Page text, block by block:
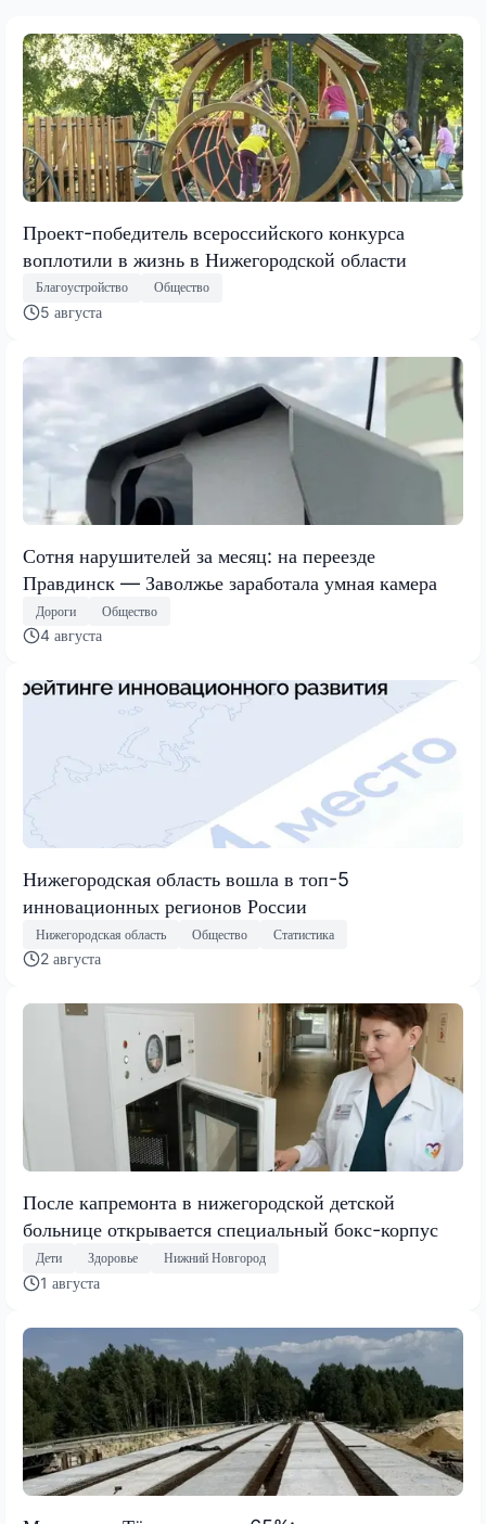
Проект-победитель всероссийского конкурса
воплотили в жизнь в Нижегородской области
Благоустройство Общество
5 августа
Сотня нарушителей за месяц: на переезде
Правдинск — Заволжье заработала умная камера
Дороги Общество
4 августа
Нижегородская область вошла в топ-5
инновационных регионов России
Нижегородская область Общество Статистика
2 августа
После капремонта в нижегородской детской
больнице открывается специальный бокс-корпус
Дети Здоровье Нижний Новгород
1 августа